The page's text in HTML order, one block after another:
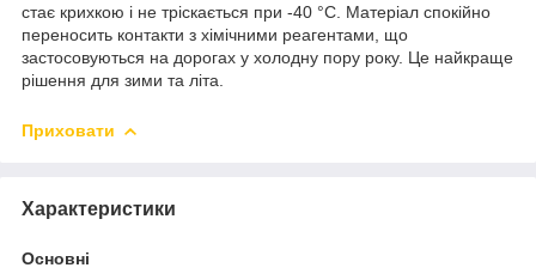
стає крихкою і не тріскається при -40 °С. Матеріал спокійно
переносить контакти з хімічними реагентами, що
застосовуються на дорогах у холодну пору року. Це найкраще
рішення для зими та літа.
Приховати
Характеристики
Основні